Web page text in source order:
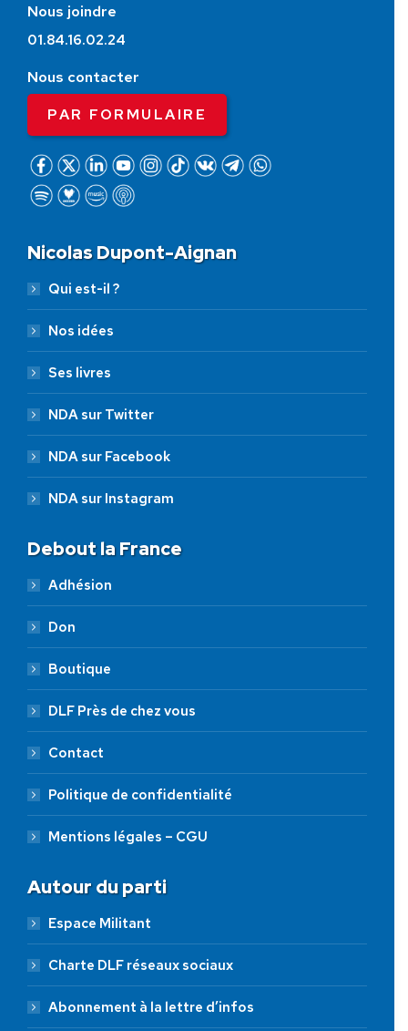
Nous joindre
01.84.16.02.24
Nous contacter
PAR FORMULAIRE
Nicolas Dupont-Aignan
Qui est-il ?
Nos idées
Ses livres
NDA sur Twitter
NDA sur Facebook
NDA sur Instagram
Debout la France
Adhésion
Don
Boutique
DLF Près de chez vous
Contact
Politique de confidentialité
Mentions légales – CGU
Autour du parti
Espace Militant
Charte DLF réseaux sociaux
Abonnement à la lettre d’infos